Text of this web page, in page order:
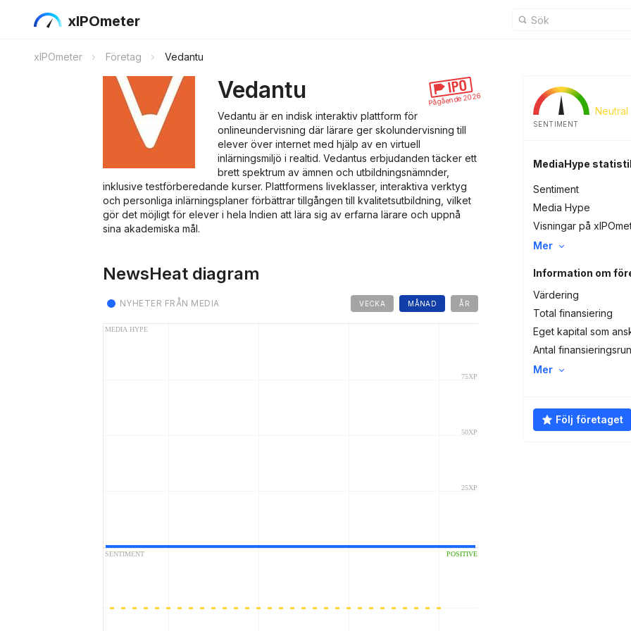
xIPOmeter
xIPOmeter Företag Vedantu
Pågående 2026
Vedantu
Vedantu är en indisk interaktiv plattform för
onlineundervisning där lärare ger skolundervisning till
elever över internet med hjälp av en virtuell
inlärningsmiljö i realtid. Vedantus erbjudanden täcker ett
brett spektrum av ämnen och utbildningsnämnder,
inklusive testförberedande kurser. Plattformens liveklasser, interaktiva verktyg
och personliga inlärningsplaner förbättrar tillgången till kvalitetsutbildning, vilket
gör det möjligt för elever i hela Indien att lära sig av erfarna lärare och uppnå
sina akademiska mål.
Neutral
SENTIMENT
MediaHype
Sentiment
Media Hype
Visningar på
Mer
Information om
Värdering
Total finansiering
Eget kapital som
Antal
Mer
Följ företaget
NewsHeat diagram
VECKA MÅNAD ÅR
NYHETER FRÅN MEDIA